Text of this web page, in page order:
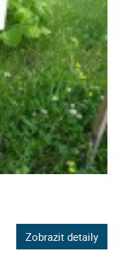
Zobrazit detaily